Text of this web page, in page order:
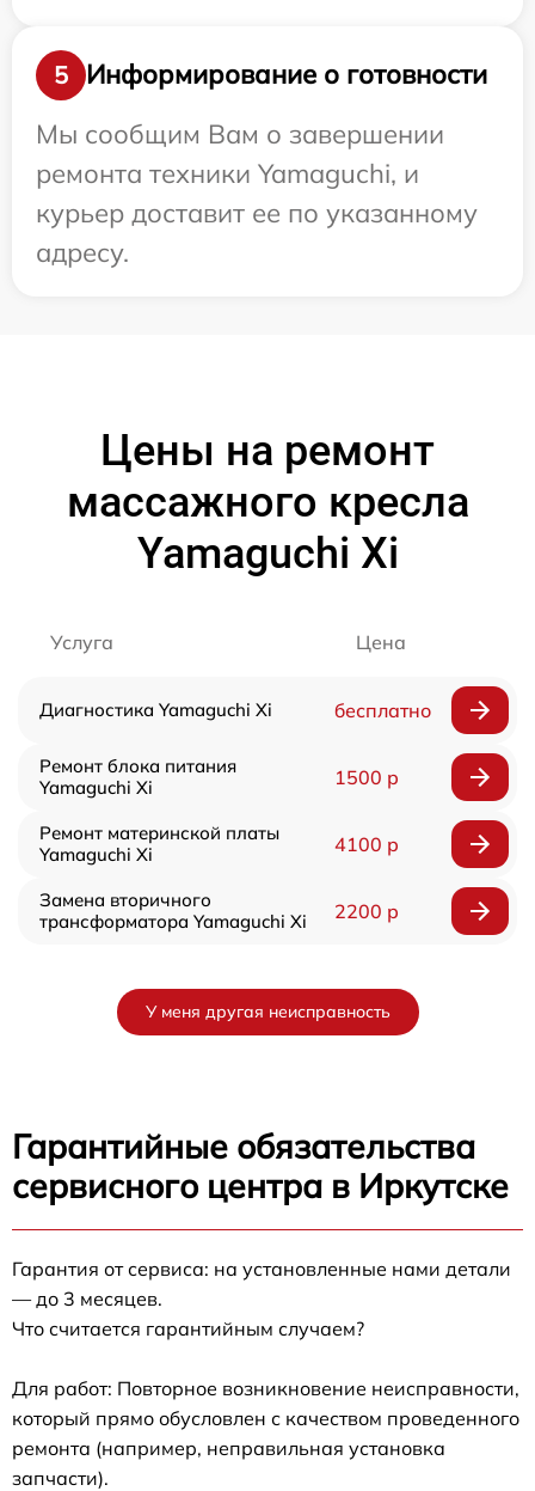
5
Информирование о готовности
Мы сообщим Вам о завершении
ремонта техники Yamaguchi, и
курьер доставит ее по указанному
адресу.
Цены на ремонт
массажного кресла
Yamaguchi Xi
Услуга Цена
Диагностика Yamaguchi Xi бесплатно
Ремонт блока питания
Yamaguchi Xi
1500 р
Ремонт материнской платы
Yamaguchi Xi
4100 р
Замена вторичного
трансформатора Yamaguchi Xi
2200 р
У меня другая неисправность
Гарантийные обязательства
сервисного центра в Иркутске
Гарантия от сервиса: на установленные нами детали
— до 3 месяцев.
Что считается гарантийным случаем?
Для работ: Повторное возникновение неисправности,
который прямо обусловлен с качеством проведенного
ремонта (например, неправильная установка
запчасти).